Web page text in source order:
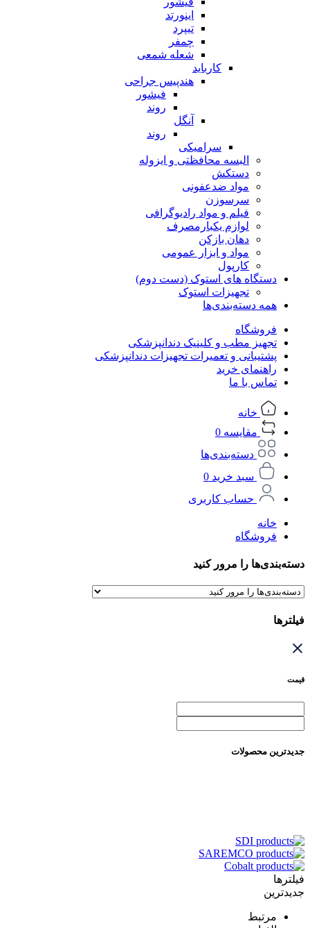
اینورتد
تیپرد
چمفر
شعله شمعی
کارباید
هندپیس جراحی
فیشور
روند
آنگل
روند
سرامیکی
البسه محافظتی و ایزوله
دستکش
مواد ضدعفونی
سرسوزن
فیلم و مواد رادیوگرافی
لوازم یکبارمصرف
دهان بازکن
مواد و ابزار عمومی
کارپول
دستگاه های استوک (دست دوم)
تجهیزات استوک
همه دسته‌بندی‌ها
فروشگاه
تجهیز مطب و کلینیک دندانپزشکی
پشتیبانی و تعمیرات تجهیزات دندانپزشکی
راهنمای خرید
تماس با ما
خانه
مقایسه 0
دسته‌بندی‌ها
سبد خرید 0
حساب کاربری
خانه
فروشگاه
دسته‌بندی‌ها را مرور کنید
فیلترها
قیمت
جدیدترین محصولات
فیلترها
جدیدترین
مرتبط